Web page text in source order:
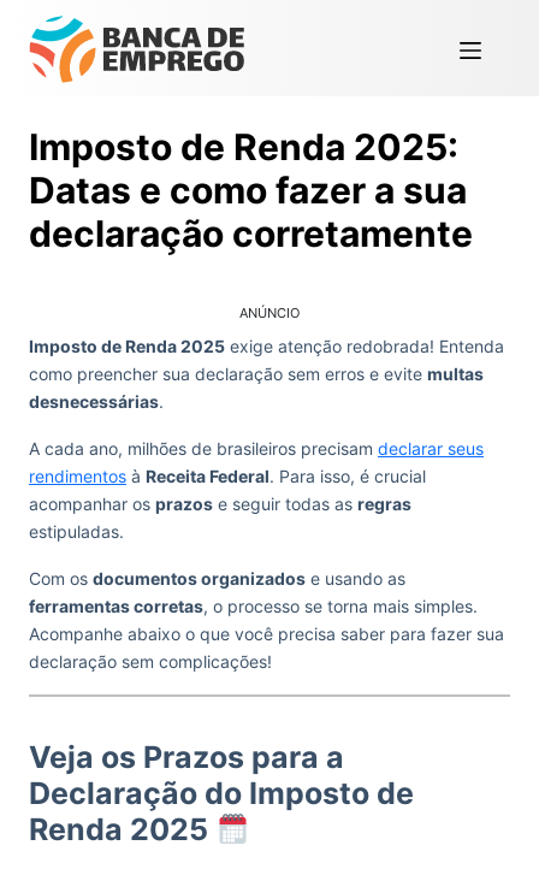
Imposto de Renda 2025:
Datas e como fazer a sua
declaração corretamente
ANÚNCIO
Imposto de Renda 2025 exige atenção redobrada! Entenda
como preencher sua declaração sem erros e evite multas
desnecessárias.
A cada ano, milhões de brasileiros precisam declarar seus
rendimentos à Receita Federal. Para isso, é crucial
acompanhar os prazos e seguir todas as regras
estipuladas.
Com os documentos organizados e usando as
ferramentas corretas, o processo se torna mais simples.
Acompanhe abaixo o que você precisa saber para fazer sua
declaração sem complicações!
Veja os Prazos para a
Declaração do Imposto de
Renda 2025